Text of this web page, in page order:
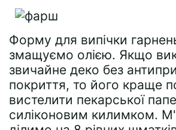
Форму для випічки
змащуємо олією. Якщо
звичайне деко без
покриття, то його краще
вистелити пекарської
силіконовим килимком.